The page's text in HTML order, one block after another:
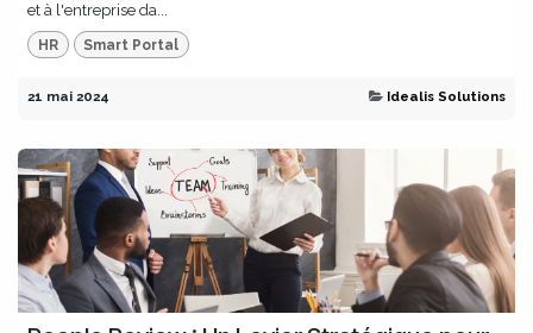
et à l'entreprise da...
HR Smart Portal
21 mai 2024 Idealis Solutions